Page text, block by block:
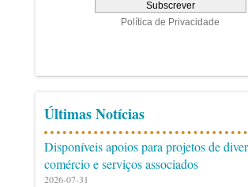
Últimas Notícias
Disponíveis apoios para projetos de
comércio e serviços associados
2026-07-31